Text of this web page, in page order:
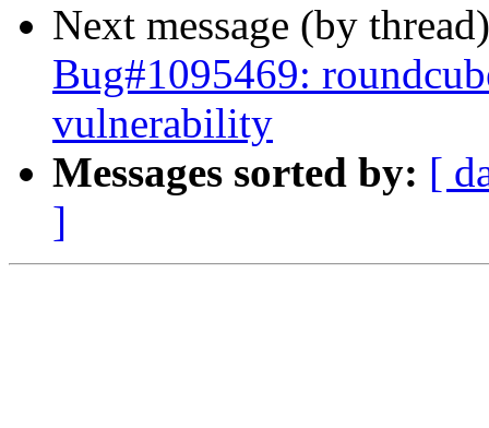
Next message (by
Bug#1095469:
vulnerability
Messages sorted by: [
]